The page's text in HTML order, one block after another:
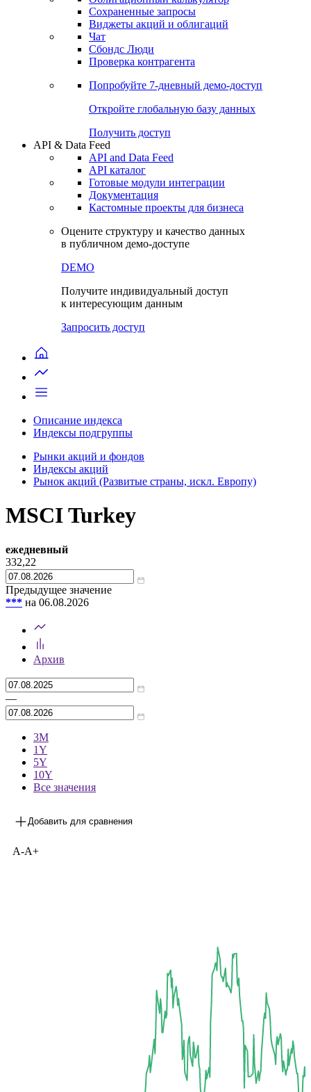
Сохраненные запросы
Виджеты акций и облигаций
Чат
Сбондс Люди
Проверка контрагента
Попробуйте 7-дневный демо-доступ
Откройте глобальную базу данных
Получить доступ
API & Data Feed
API and Data Feed
API каталог
Готовые модули интеграции
Документация
Кастомные проекты для бизнеса
Оцените структуру и качество данных
в публичном демо-доступе
DEMO
Получите индивидуальный доступ
к интересующим данным
Запросить доступ
Описание индекса
Индексы подгруппы
Рынки акций и фондов
Индексы акций
Рынок акций (Развитые страны, искл. Европу)
MSCI Turkey
ежедневный
332,22
Предыдущее значение
*** на 06.08.2026
Архив
—
3М
1Y
5Y
10Y
Все значения
Добавить для сравнения